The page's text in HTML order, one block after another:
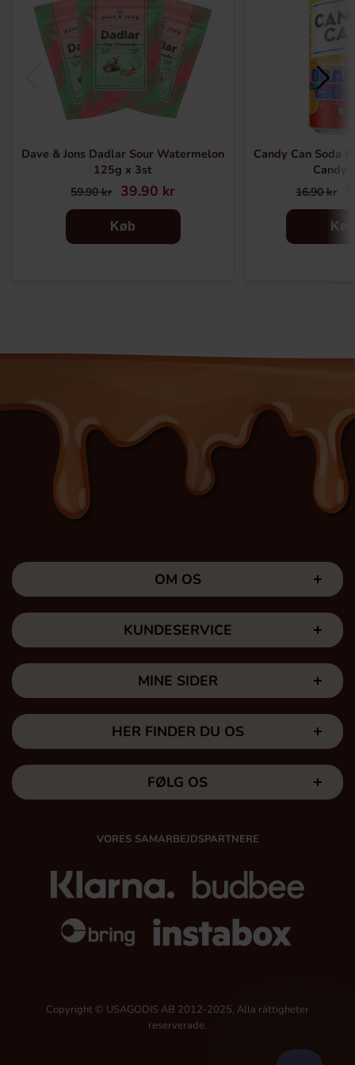
Dave & Jons Dadlar Sour Watermelon
125g x 3st
59.90 kr 39.90 kr
Køb
Candy Can Soda
Candy
16.90 kr
Køb
OM OS
KUNDESERVICE
MINE SIDER
HER FINDER DU OS
FØLG OS
VORES SAMARBEJDSPARTNERE
Copyright © USAGODIS AB 2012-2025, Alla rättigheter
reserverade.